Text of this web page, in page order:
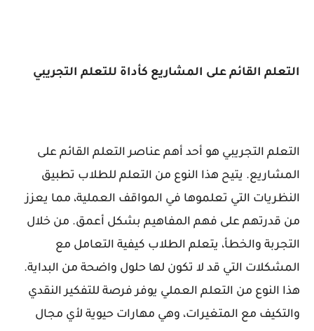
التعلم القائم على المشاريع كأداة للتعلم التجريبي
التعلم التجريبي هو أحد أهم عناصر التعلم القائم على
المشاريع. يتيح هذا النوع من التعلم للطلاب تطبيق
النظريات التي تعلموها في المواقف العملية، مما يعزز
من قدرتهم على فهم المفاهيم بشكل أعمق. من خلال
التجربة والخطأ، يتعلم الطلاب كيفية التعامل مع
المشكلات التي قد لا تكون لها حلول واضحة من البداية.
هذا النوع من التعلم العملي يوفر فرصة للتفكير النقدي
والتكيف مع المتغيرات، وهي مهارات حيوية لأي مجال